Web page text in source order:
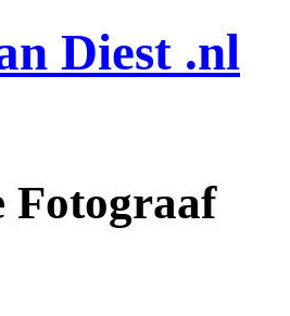
Diest .nl
Fotograaf